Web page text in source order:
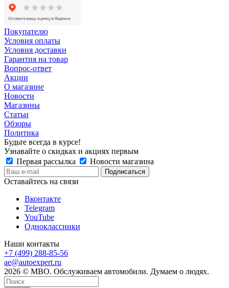
Покупателю
Условия оплаты
Условия доставки
Гарантия на товар
Вопрос-ответ
Акции
О магазине
Новости
Магазины
Статьи
Обзоры
Политика
Будьте всегда в курсе!
Узнавайте о скидках и акциях первым
Первая рассылка
Новости магазина
Оставайтесь на связи
Вконтакте
Telegram
YouTube
Одноклассники
Наши контакты
+7 (499) 288-85-56
ae@autoexpert.ru
2026 © МВО. Обслуживаем автомобили. Думаем о людях.